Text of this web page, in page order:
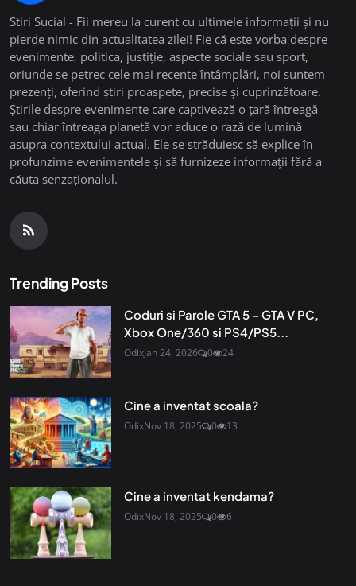
Stiri Sucial - Fii mereu la curent cu ultimele informații și nu
pierde nimic din actualitatea zilei! Fie că este vorba despre
evenimente, politica, justiție, aspecte sociale sau sport,
oriunde se petrec cele mai recente întâmplări, noi suntem
prezenți, oferind știri proaspete, precise și cuprinzătoare.
Știrile despre evenimente care captivează o țară întreagă
sau chiar întreaga planetă vor aduce o rază de lumină
asupra contextului actual. Ele se străduiesc să explice în
profunzime evenimentele și să furnizeze informații fără a
căuta senzaționalul.
Trending Posts
Coduri si Parole GTA 5 – GTA V PC,
Xbox One/360 si PS4/PS5...
OdixJan 24, 2026 0 24
Cine a inventat scoala?
OdixNov 18, 2025 0 13
Cine a inventat kendama?
OdixNov 18, 2025 0 6